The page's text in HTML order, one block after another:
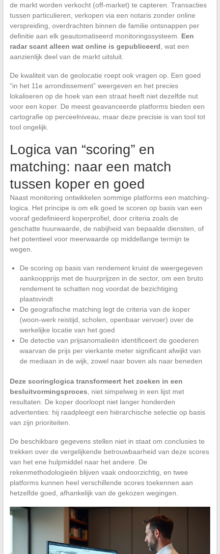
de markt worden verkocht (off-market) te capteren. Transacties
tussen particulieren, verkopen via een notaris zonder online
verspreiding, overdrachten binnen de familie ontsnappen per
definitie aan elk geautomatiseerd monitoringssysteem. Een
radar scant alleen wat online is gepubliceerd , wat een
aanzienlijk deel van de markt uitsluit.
De kwaliteit van de geolocatie roept ook vragen op. Een goed
“in het 11e arrondissement” weergeven en het precies
lokaliseren op de hoek van een straat heeft niet dezelfde nut
voor een koper. De meest geavanceerde platforms bieden een
cartografie op perceelniveau, maar deze precisie is van tool tot
tool ongelijk.
Logica van “scoring” en
matching: naar een match
tussen koper en goed
Naast monitoring ontwikkelen sommige platforms een matching-
logica. Het principe is om elk goed te scoren op basis van een
vooraf gedefinieerd koperprofiel, door criteria zoals de
geschatte huurwaarde, de nabijheid van bepaalde diensten, of
het potentieel voor meerwaarde op middellange termijn te
wegen.
De scoring op basis van rendement kruist de weergegeven
aankoopprijs met de huurprijzen in de sector, om een bruto
rendement te schatten nog voordat de bezichtiging
plaatsvindt
De geografische matching legt de criteria van de koper
(woon-werk reistijd, scholen, openbaar vervoer) over de
werkelijke locatie van het goed
De detectie van prijsanomalieën identificeert de goederen
waarvan de prijs per vierkante meter significant afwijkt van
de mediaan in de wijk, zowel naar boven als naar beneden
Deze scoringlogica transformeert het zoeken in een
besluitvormingsproces , niet simpelweg in een lijst met
resultaten. De koper doorloopt niet langer honderden
advertenties: hij raadpleegt een hiërarchische selectie op basis
van zijn prioriteiten.
De beschikbare gegevens stellen niet in staat om conclusies te
trekken over de vergelijkende betrouwbaarheid van deze scores
van het ene hulpmiddel naar het andere. De
rekenmethodologieën blijven vaak ondoorzichtig, en twee
platforms kunnen heel verschillende scores toekennen aan
hetzelfde goed, afhankelijk van de gekozen wegingen.